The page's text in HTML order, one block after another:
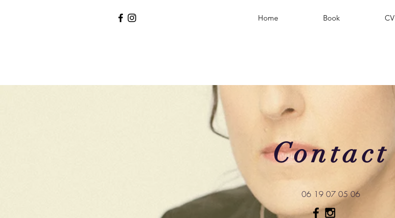
Home Book CV
Contact
06 19 07 05 06